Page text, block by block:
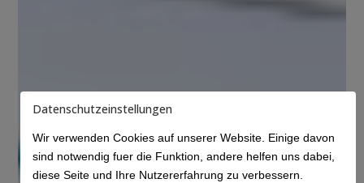
Datenschutzeinstellungen
Wir verwenden Cookies auf unserer Website. Einige davon
sind notwendig fuer die Funktion, andere helfen uns dabei,
diese Seite und Ihre Nutzererfahrung zu verbessern.